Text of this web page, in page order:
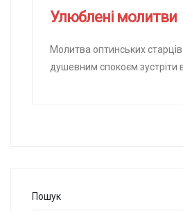
Улюблені молитви
Молитва оптинських
душевним спокоєм зустріти
Пошук